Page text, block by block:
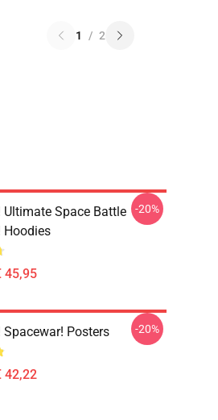
1 / 2
Ultimate Space Battle
Hoodies
45,95
-20%
Spacewar! Posters
42,22
-20%